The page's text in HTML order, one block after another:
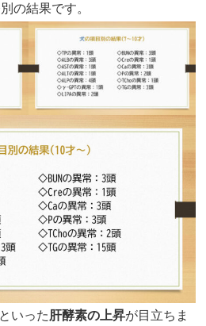
の結果です。
いった肝酵素の上昇が目立ちま